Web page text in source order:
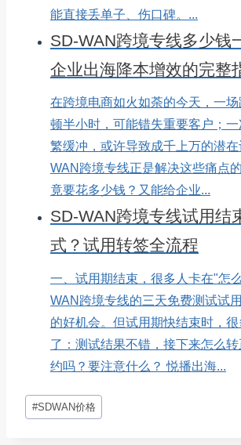
能直接丢单子、伤口碑。...
SD-WAN跨境专线多少钱
企业出海降本增效的完整
在跨境电商如火如荼的今天，一
顿半小时，可能错失重要客户；
繁缓冲，或许导致成千上万的潜
WAN跨境专线正是解决这些痛点
竟要花多少钱？又能给企业...
SD-WAN跨境专线试用结
式？试用转签全流程
一、试用期结束，很多人卡在"怎
WAN跨境专线的三天免费测试试
的好机会。但试用期快结束时，
了：测试结果不错，接下来怎么
约吗？要注意什么？ 悦播出海...
文
章
#SDWAN价格